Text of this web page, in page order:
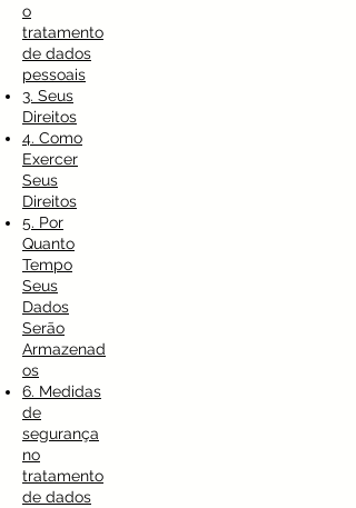
o
tratamento
de dados
pessoais
3. Seus
Direitos
4. Como
Exercer
Seus
Direitos
5. Por
Quanto
Tempo
Seus
Dados
Serão
Armazenad
os
6. Medidas
de
segurança
no
tratamento
de dados